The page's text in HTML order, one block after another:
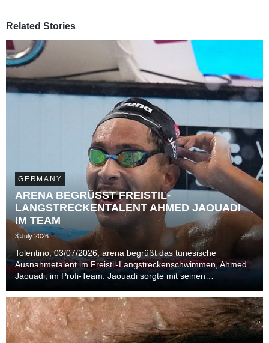
Related Stories
GERMANY
ARENA BEGRÜSST FREISTIL-
LANGSTRECKENTALENT AHMED JAOUADI
IM TEAM
3 July 2026
Tolentino, 03/07/2026, arena begrüßt das tunesische
Ausnahmetalent im Freistil-Langstreckenschwimmen, Ahmed
Jaouadi, im Profi-Team. Jaouadi sorgte mit seinen
und 2025 in Singapur für Furore in der Szene.